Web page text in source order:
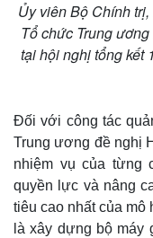
Ủy viên Bộ Chính
Tổ chức Trung
tại hội nghị tổng kết
Đối với công tác
Trung ương đề nghị
nhiệm vụ của từng
quyền lực và nâng
tiêu cao nhất của
là xây dựng bộ máy